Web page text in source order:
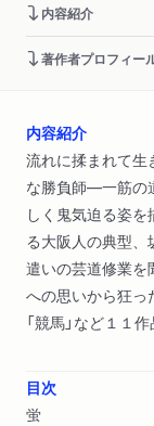
内容紹介
著作者プロフィー
内容紹介
流れに揉まれて生
な勝負師―一筋の
しく鬼気迫る姿
る大阪人の典型、
遣いの芸道修業を
への思いから狂っ
「競馬」など１１
目次
蛍